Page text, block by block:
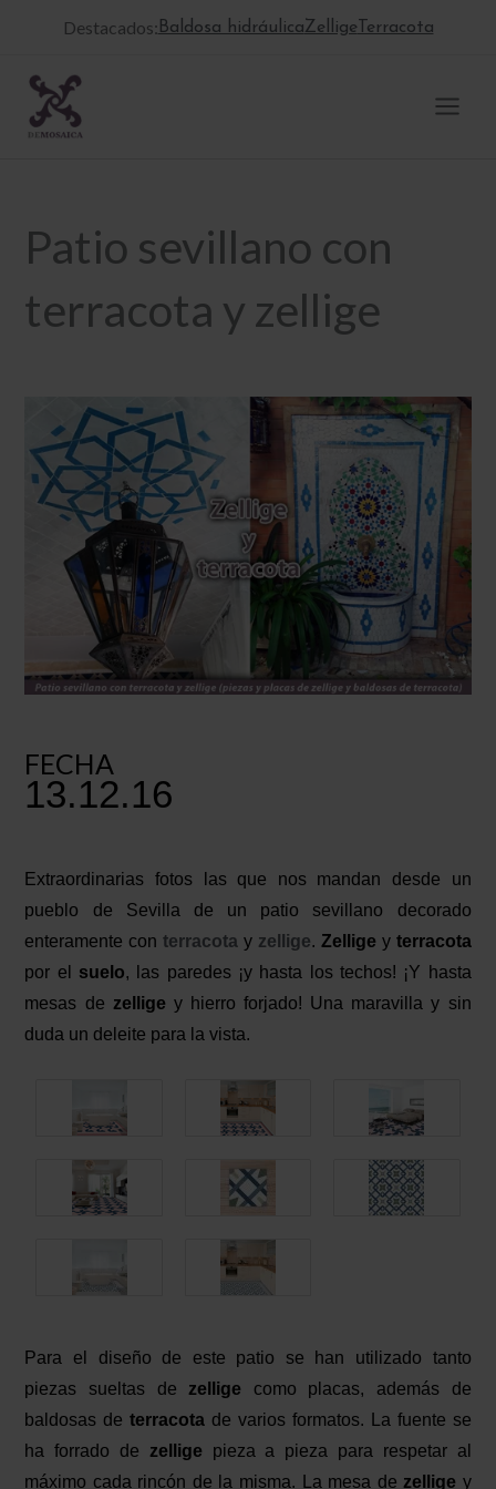
Destacados: Baldosa hidráulicaZellige Terracota
Patio sevillano con
terracota y zellige
FECHA
13.12.16
Extraordinarias fotos las que nos mandan desde un
pueblo de Sevilla de un patio sevillano decorado
enteramente conterracota y zellige. Zellige y terracota
por el suelo, las paredes ¡y hasta los techos! ¡Y hasta
mesas de zellige y hierro forjado! Una maravilla y sin
duda un deleite para la vista.
Para el diseño de este patio se han utilizado tanto
piezas sueltas de zellige como placas, además de
baldosas deterracota de varios formatos. La fuente se
ha forrado de zellige pieza a pieza para respetar al
máximo cada rincón de la misma. La mesa de zellige y